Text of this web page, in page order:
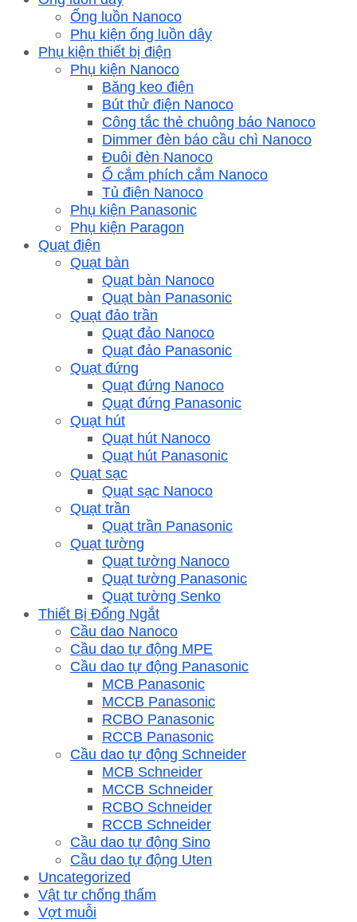
Ống luồn Nanoco
Phụ kiện ống luồn dây
Phụ kiện thiết bị điện
Phụ kiện Nanoco
Băng keo điện
Bút thử điện Nanoco
Công tắc thẻ chuông báo Nanoco
Dimmer đèn báo cầu chì Nanoco
Đuôi đèn Nanoco
Ổ cắm phích cắm Nanoco
Tủ điện Nanoco
Phụ kiện Panasonic
Phụ kiện Paragon
Quạt điện
Quạt bàn
Quạt bàn Nanoco
Quạt bàn Panasonic
Quạt đảo trần
Quạt đảo Nanoco
Quạt đảo Panasonic
Quạt đứng
Quạt đứng Nanoco
Quạt đứng Panasonic
Quạt hút
Quạt hút Nanoco
Quạt hút Panasonic
Quạt sạc
Quạt sạc Nanoco
Quạt trần
Quạt trần Panasonic
Quạt tường
Quạt tường Nanoco
Quạt tường Panasonic
Quạt tường Senko
Thiết Bị Đống Ngắt
Cầu dao Nanoco
Cầu dao tự động MPE
Cầu dao tự động Panasonic
MCB Panasonic
MCCB Panasonic
RCBO Panasonic
RCCB Panasonic
Cầu dao tự động Schneider
MCB Schneider
MCCB Schneider
RCBO Schneider
RCCB Schneider
Cầu dao tự động Sino
Cầu dao tự động Uten
Uncategorized
Vật tư chống thấm
Vợt muỗi